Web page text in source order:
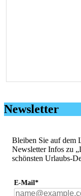
Newsletter
Bleiben Sie auf dem
Newsletter Infos zu
schönsten Urlaubs-
E-Mail*